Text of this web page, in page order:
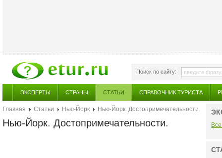
Поиск по сайту:
ЭКСПЕРТЫ СТРАНЫ СТАТЬИ СПРАВОЧНИК ТУРИСТА
Главная Статьи Нью-Йорк Нью-Йорк. Достопримечательности.
Нью-Йорк. Достопримечательности.